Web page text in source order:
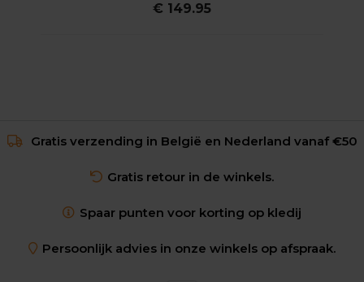
€ 149.95
Gratis verzending in België en Nederland vanaf €50
Gratis retour in de winkels.
Spaar punten voor korting op kledij
Persoonlijk advies in onze winkels op afspraak.